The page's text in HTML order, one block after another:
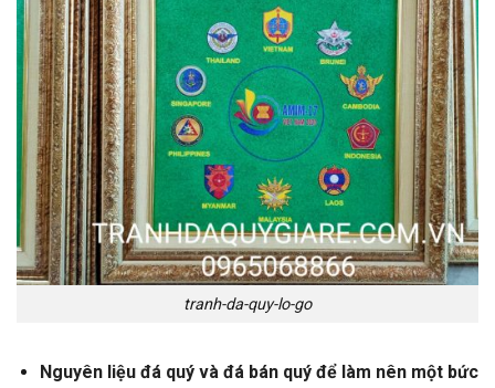
tranh-da-quy-lo-go
Nguyên liệu đá quý và đá bán quý để làm nên một bức